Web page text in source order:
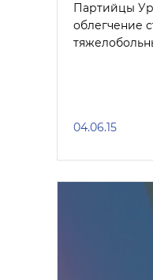
Партийцы
облегчение
04.06.15